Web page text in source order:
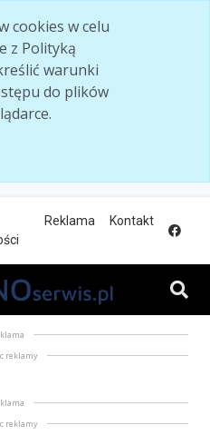
cookies w celu
z Polityką
warunki
do plików
Reklama Kontakt
reklamy
reklamy